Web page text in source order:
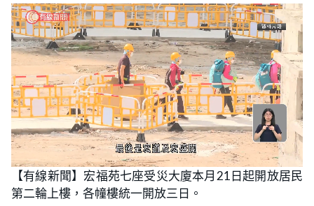
n
m
t
e
L
o
a
d
e
d
【有線新聞】宏福苑七座受災大廈本月21日起開放居民
第二輪上樓，各幢樓統一開放三日。